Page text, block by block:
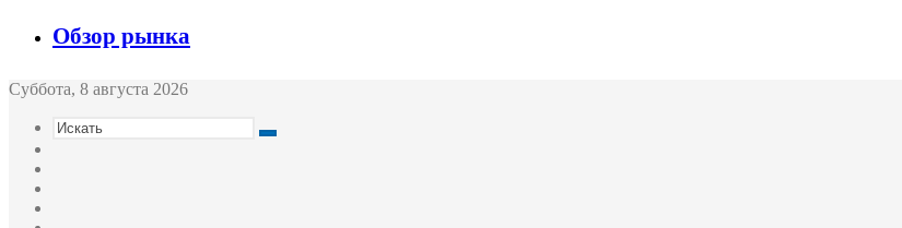
Обзор рынка
Суббота, 8 августа 2026
Искать